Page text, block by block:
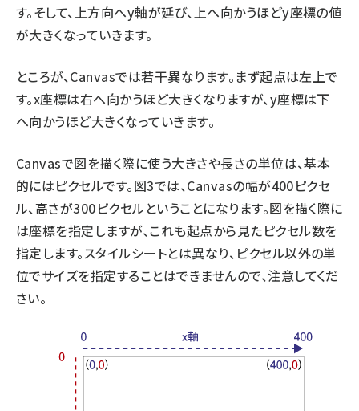
す。そして、上方向へy軸が延び、上へ向かうほどy座標の値
が大きくなっていきます。
ところが、Canvasでは若干異なります。まず起点は左上で
す。x座標は右へ向かうほど大きくなりますが、y座標は下
へ向かうほど大きくなっていきます。
Canvasで図を描く際に使う大きさや長さの単位は、基本
的にはピクセルです。図3では、Canvasの幅が400ピクセ
ル、高さが300ピクセルということになります。図を描く際に
は座標を指定しますが、これも起点から見たピクセル数を
指定します。スタイルシートとは異なり、ピクセル以外の単
位でサイズを指定することはできませんので、注意してくだ
さい。